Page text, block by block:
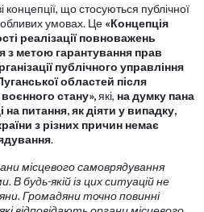
концепції, що стосуються публічної
умовах. Це «Концепція
реалізації повноважень
з метою гарантування прав
публічного управління
областей після
стану»,які, на думку пана
на питання, як діяти у випадку,
з різних причин немає
.
місцевого самоврядування
В будь-якій із цих ситуацій не
Громадяни точно повинні